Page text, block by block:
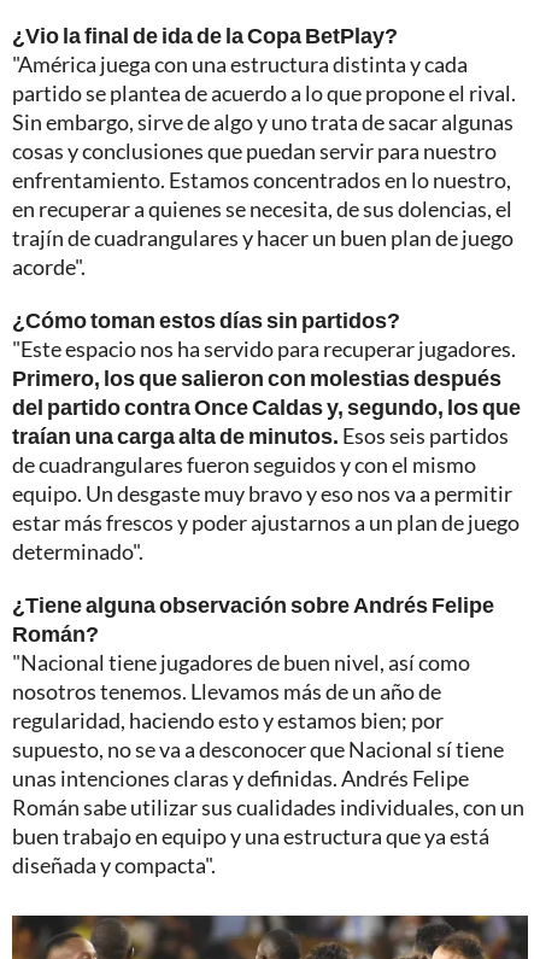
¿Vio la final de ida de la Copa BetPlay?
"América juega con una estructura distinta y cada
partido se plantea de acuerdo a lo que propone el rival.
Sin embargo, sirve de algo y uno trata de sacar algunas
cosas y conclusiones que puedan servir para nuestro
enfrentamiento. Estamos concentrados en lo nuestro,
en recuperar a quienes se necesita, de sus dolencias, el
trajín de cuadrangulares y hacer un buen plan de juego
acorde".
¿Cómo toman estos días sin partidos?
"Este espacio nos ha servido para recuperar jugadores.
Primero, los que salieron con molestias después
del partido contra Once Caldas y, segundo, los que
traían una carga alta de minutos. Esos seis partidos
de cuadrangulares fueron seguidos y con el mismo
equipo. Un desgaste muy bravo y eso nos va a permitir
estar más frescos y poder ajustarnos a un plan de juego
determinado".
¿Tiene alguna observación sobre Andrés Felipe
Román?
"Nacional tiene jugadores de buen nivel, así como
nosotros tenemos. Llevamos más de un año de
regularidad, haciendo esto y estamos bien; por
supuesto, no se va a desconocer que Nacional sí tiene
unas intenciones claras y definidas. Andrés Felipe
Román sabe utilizar sus cualidades individuales, con un
buen trabajo en equipo y una estructura que ya está
diseñada y compacta".